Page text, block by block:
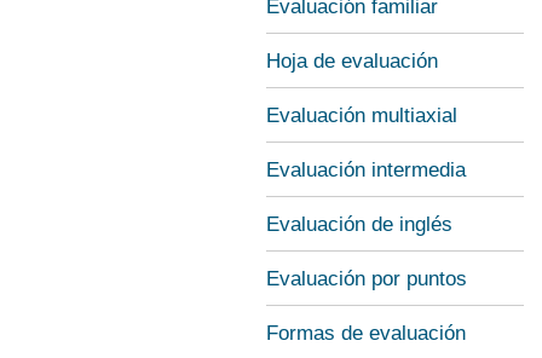
Evaluación familiar
Hoja de evaluación
Evaluación multiaxial
Evaluación intermedia
Evaluación de inglés
Evaluación por puntos
Formas de evaluación